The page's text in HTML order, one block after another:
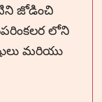
జోడించి
లోని
మరియు